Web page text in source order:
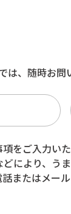
は、随時お
をご入力い
により、う
またはメー